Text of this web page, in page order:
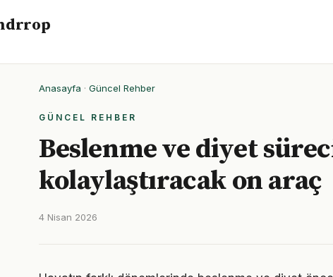
Anasayfa · Güncel Rehber
GÜNCEL REHBER
Beslenme ve diyet
kolaylaştıracak on araç
4 Nisan 2026